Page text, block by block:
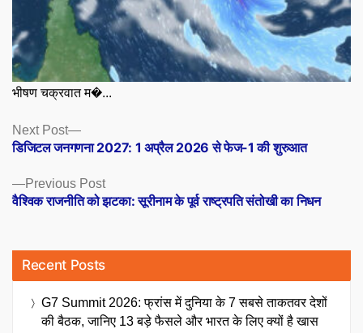
भीषण चक्रवात म�...
Posts
navigation
Previous PostPrevious
post:
वैश्विक राजनीति को झटका: सूरीनाम के पूर्व राष्ट्रपति संतोखी का निधन
Next Post
Next
post:
डिजिटल जनगणना 2027: 1 अप्रैल 2026 से फेज-1 की शुरुआत
Recent Posts
G7 Summit 2026: फ्रांस में दुनिया के 7 सबसे ताकतवर देशों
की बैठक, जानिए 13 बड़े फैसले और भारत के लिए क्यों है खास